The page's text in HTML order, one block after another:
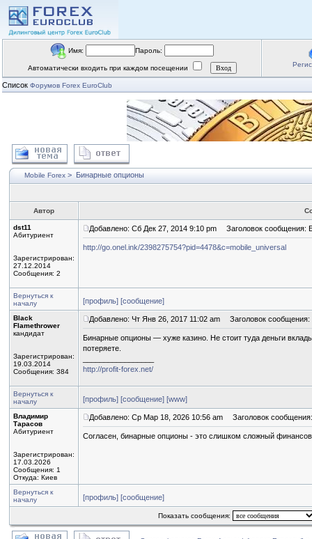
Имя: Пароль:
Автоматически входить при каждом посещении
Список Форумов Forex EuroClub
Mobile Forex > Бинарные опционы
Автор
dst11
Абитуриент
Зарегистрирован:
27.12.2014
Сообщения: 2
Добавлено: Сб Дек 27, 2014 9:10 pm Заголовок сообщения:
http://go.onel.ink/2398275754?pid=4478&c=mobile_universal
Вернуться к
началу
[профиль] [сообщение]
Black
Flamethrower
кандидат
Зарегистрирован:
19.03.2014
Сообщения: 384
Добавлено: Чт Янв 26, 2017 11:02 am Заголовок сообщения:
Бинарные опционы — хуже казино. Не стоит туда деньги
потеряете.
http://profit-forex.net/
Вернуться к
началу
[профиль] [сообщение] [www]
Владимир
Тарасов
Абитуриент
Зарегистрирован:
17.03.2026
Сообщения: 1
Откуда: Киев
Добавлено: Ср Мар 18, 2026 10:56 am Заголовок сообщения:
Согласен, бинарные опционы - это слишком сложный
Вернуться к
началу
[профиль] [сообщение]
Показать сообщения: